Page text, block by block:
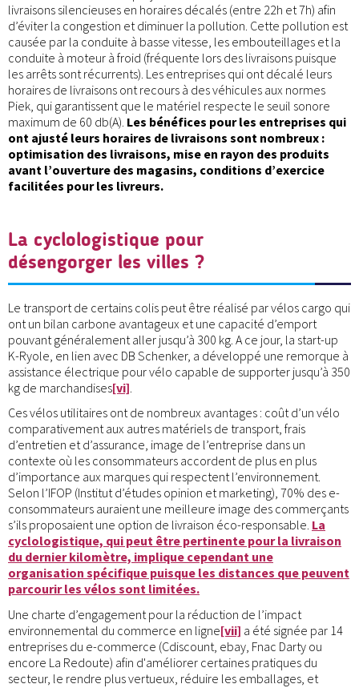
livraisons silencieuses en horaires décalés (entre 22h et 7h) afin
d’éviter la congestion et diminuer la pollution. Cette pollution est
causée par la conduite à basse vitesse, les embouteillages et la
conduite à moteur à froid (fréquente lors des livraisons puisque
les arrêts sont récurrents). Les entreprises qui ont décalé leurs
horaires de livraisons ont recours à des véhicules aux normes
Piek, qui garantissent que le matériel respecte le seuil sonore
maximum de 60 db(A). Les bénéfices pour les entreprises qui
ont ajusté leurs horaires de livraisons sont nombreux :
optimisation des livraisons, mise en rayon des produits
avant l’ouverture des magasins, conditions d’exercice
facilitées pour les livreurs.
La cyclologistique pour
désengorger les villes ?
Le transport de certains colis peut être réalisé par vélos cargo qui
ont un bilan carbone avantageux et une capacité d’emport
pouvant généralement aller jusqu’à 300 kg. A ce jour, la start-up
K-Ryole, en lien avec DB Schenker, a développé une remorque à
assistance électrique pour vélo capable de supporter jusqu’à 350
kg de marchandises[vi]
Ces vélos utilitaires ont de nombreux avantages : coût d’un vélo
comparativement aux autres matériels de transport, frais
d’entretien et d’assurance, image de l’entreprise dans un
contexte où les consommateurs accordent de plus en plus
d’importance aux marques qui respectent l’environnement.
Selon l’IFOP (Institut d’études opinion et marketing), 70% des e-
consommateurs auraient une meilleure image des commerçants
s’ils proposaient une option de livraison éco-responsable. La
cyclologistique, qui peut être pertinente pour la livraison
du dernier kilomètre, implique cependant une
organisation spécifique puisque les distances que peuvent
parcourir les vélos sont limitées.
Une charte d’engagement pour la réduction de l’impact
environnemental du commerce en ligne[vii] a été signée par 14
entreprises du e-commerce (Cdiscount, ebay, Fnac Darty ou
encore La Redoute) afin d'améliorer certaines pratiques du
secteur, le rendre plus vertueux, réduire les emballages, et